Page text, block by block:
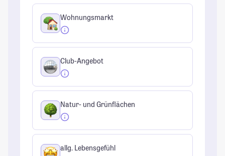
Wohnungsmarkt
Club-Angebot
Natur- und Grünflächen
allg. Lebensgefühl